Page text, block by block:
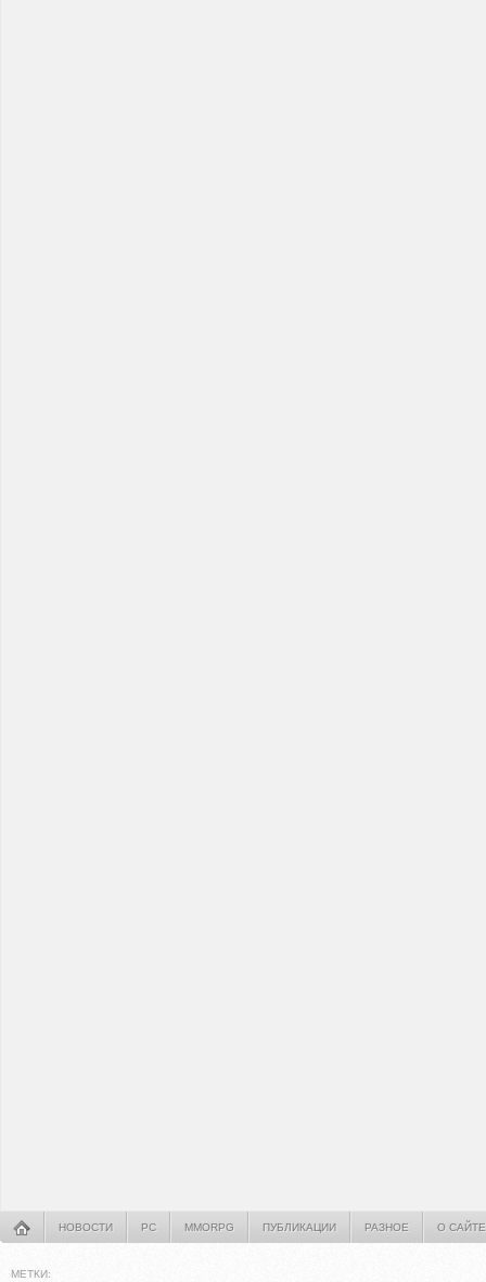
НОВОСТИ PC MMORPG ПУБЛИКАЦИИ РАЗНОЕ О САЙТЕ
МЕТКИ: